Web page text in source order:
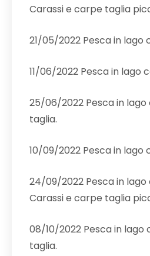
Carassi e carpe taglia
21/05/2022 Pesca in lago
11/06/2022 Pesca in lago
25/06/2022 Pesca in
taglia.
10/09/2022 Pesca in lago
24/09/2022 Pesca in
Carassi e carpe taglia
08/10/2022 Pesca in lago
taglia.